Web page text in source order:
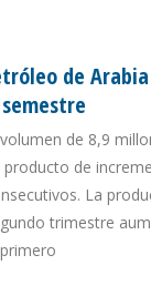
de
volumen de 8,9
producto de
La
trimestre